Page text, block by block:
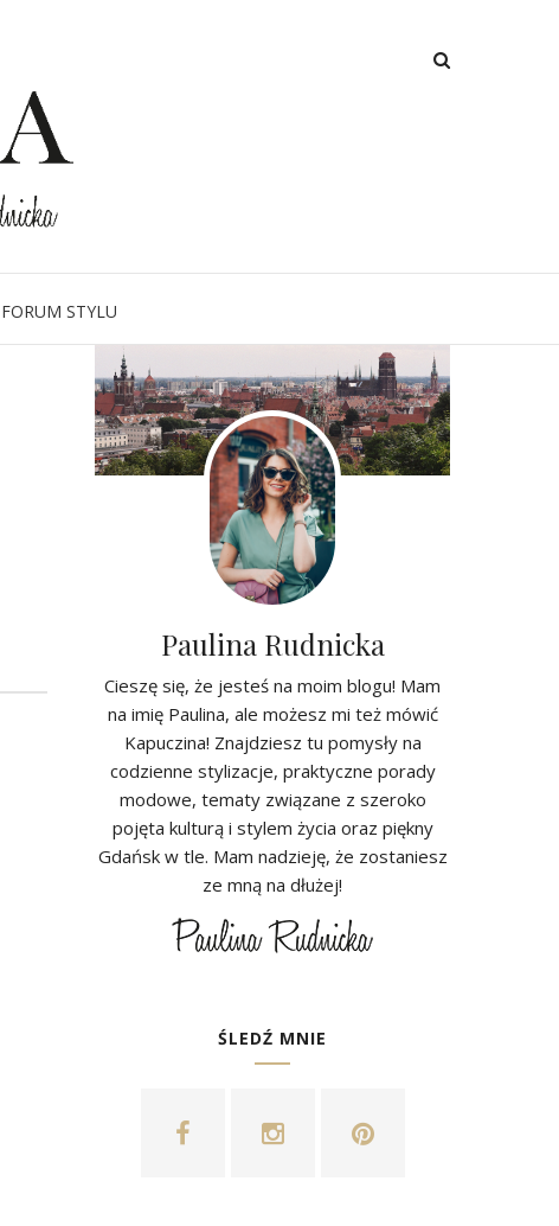
FORUM STYLU
Paulina Rudnicka
Cieszę się, że jesteś na moim blogu! Mam
na imię Paulina, ale możesz mi też mówić
Kapuczina! Znajdziesz tu pomysły na
codzienne stylizacje, praktyczne porady
modowe, tematy związane z szeroko
pojęta kulturą i stylem życia oraz piękny
Gdańsk w tle. Mam nadzieję, że zostaniesz
ze mną na dłużej!
ŚLEDŹ MNIE